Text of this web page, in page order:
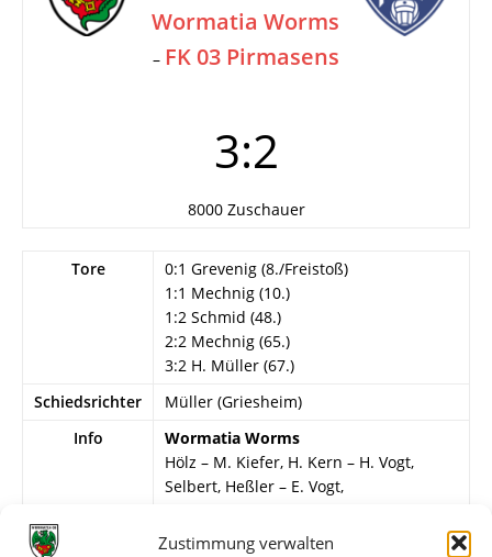
Zustimmung verwalten
Wormatia Worms
– FK 03 Pirmasens
3:2
8000 Zuschauer
Tore
0:1 Grevenig (8./Freistoß)
1:1 Mechnig (10.)
1:2 Schmid (48.)
2:2 Mechnig (65.)
3:2 H. Müller (67.)
Schiedsrichter
Müller (Griesheim)
Info
Wormatia Worms
Hölz – M. Kiefer, H. Kern – H. Vogt,
Selbert, Heßler – E. Vogt,
Müller.